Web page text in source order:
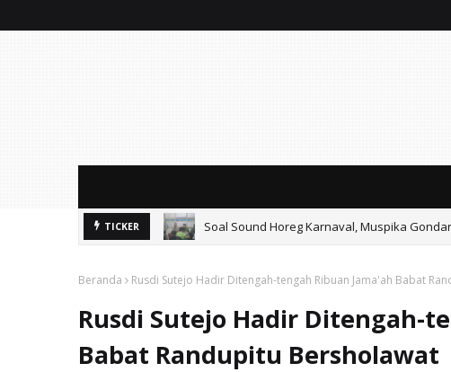
TICKER Soal Sound Horeg Karnaval, Muspika
Beranda Rusdi Sutejo Hadir Ditengah-tengah Ribuan Jama'ah Babat
Rusdi Sutejo Hadir Ditengah-
Babat Randupitu Bersholawat